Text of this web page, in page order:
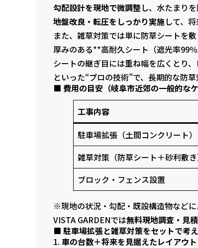
勾配設計を現地で微調整し、水たまり
地盤改良・転圧をしっかり実施して、
また、雑草対策では単に防草シートを敷
厚みのある**高耐久シート（遮光率99
シートの継ぎ目には重ね幅を広くとり
といった“プロの技術”で、長期的な防草
■ 費用の目安（岐阜市近郊の一般的なケ
工事内容
駐車場拡張（土間コンクリート）
雑草対策（防草シート＋砂利敷き
ブロック・フェンス設置
※現地の状況・勾配・既設構造物などに
VISTA GARDENでは無料現地調査・見
■ 駐車場拡張と雑草対策をセットで考
車の台数＋将来を見据えたレイアウト